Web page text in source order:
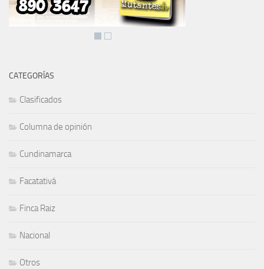
CATEGORÍAS
Clasificados
Columna de opinión
Cundinamarca
Facatativá
Finca Raiz
Nacional
Otros